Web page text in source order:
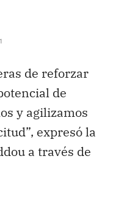
de reforzar
de
y agilizamos
expresó la
a través de